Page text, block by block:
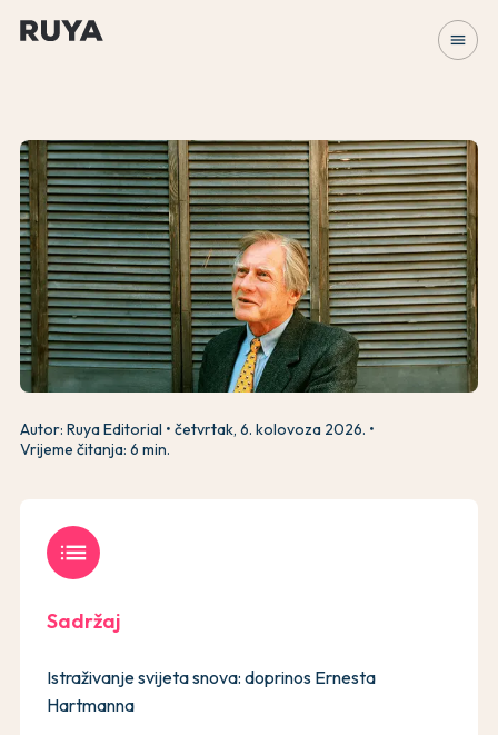
menu
Autor: Ruya Editorial
četvrtak, 6. kolovoza 2026.
Vrijeme čitanja: 6 min.
list
Sadržaj
Istraživanje svijeta snova: doprinos Ernesta
Hartmanna